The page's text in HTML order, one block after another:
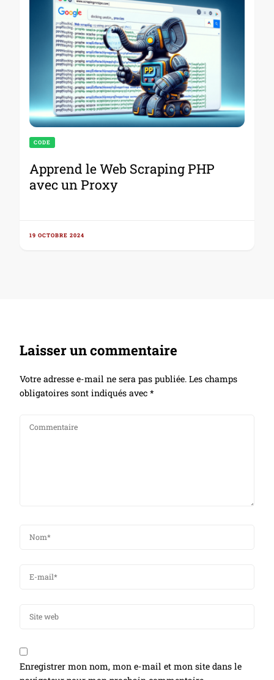
CODE
Apprend le Web Scraping PHP
avec un Proxy
19 OCTOBRE 2024
Laisser un commentaire
Votre adresse e-mail ne sera pas publiée. Les champs
obligatoires sont indiqués avec *
Enregistrer mon nom, mon e-mail et mon site dans le